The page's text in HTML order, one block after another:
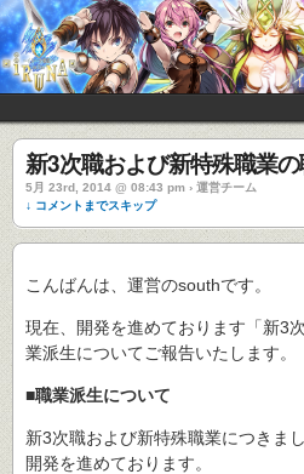
新3次職および新特殊職業
5月 23rd, 2014 @ 08:43 pm › 運営チーム
↓ コメントまでスキップ
こんばんは、運営のsouthです。
現在、開発を進めております「新3
業派生についてご報告いたします。
■職業派生について
新3次職および新特殊職業につきま
開発を進めております。